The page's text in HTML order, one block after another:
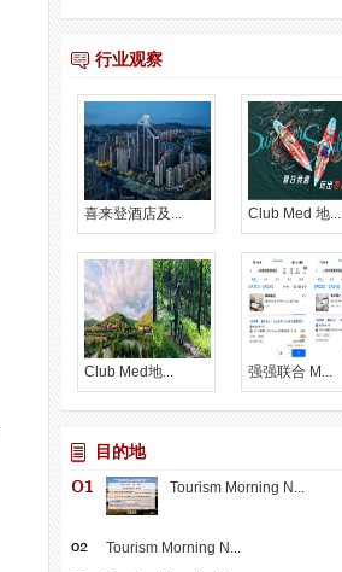
行业观察
喜来登酒店及... Club Med 地...
Club Med地... 强强联合 M...
目的地
Tourism Morning N...
Tourism Morning N...